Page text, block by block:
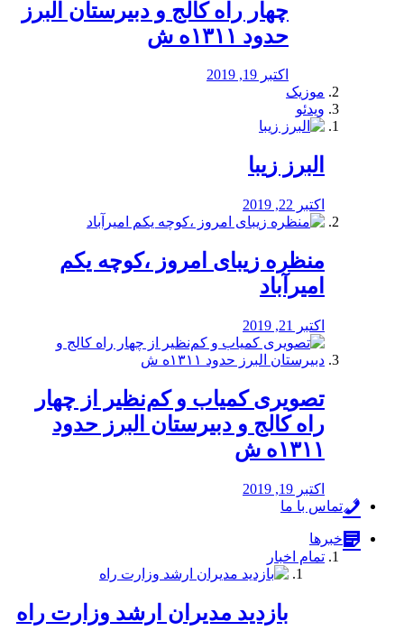
چهار راه كالج و دبيرستان البرز
حدود ۱۳۱۱ه ش
اکتبر 19, 2019
موزیک
ویدئو
البرز زیبا
اکتبر 22, 2019
منظره‌‌ زیبای امروز ،کوچه یکم
امیرآباد
اکتبر 21, 2019
️تصویری کمیاب و کم‌نظیر از چهار
راه كالج و دبيرستان البرز حدود
۱۳۱۱ه ش
اکتبر 19, 2019
تماس با ما
خبرها
تمام اخبار
بازدید مدیران ارشد وزارت راه